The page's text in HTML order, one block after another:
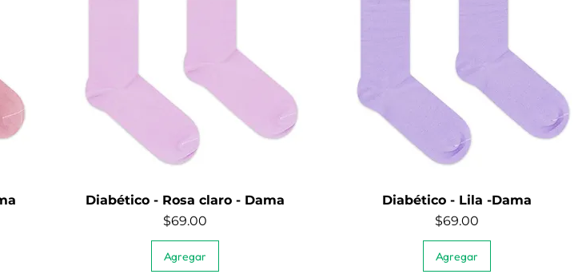
Quick View
Diabético - Rosa claro - Dama
Price
$69.00
Agregar
Quick View
Diabético - Lila -Dama
Price
$69.00
Agregar